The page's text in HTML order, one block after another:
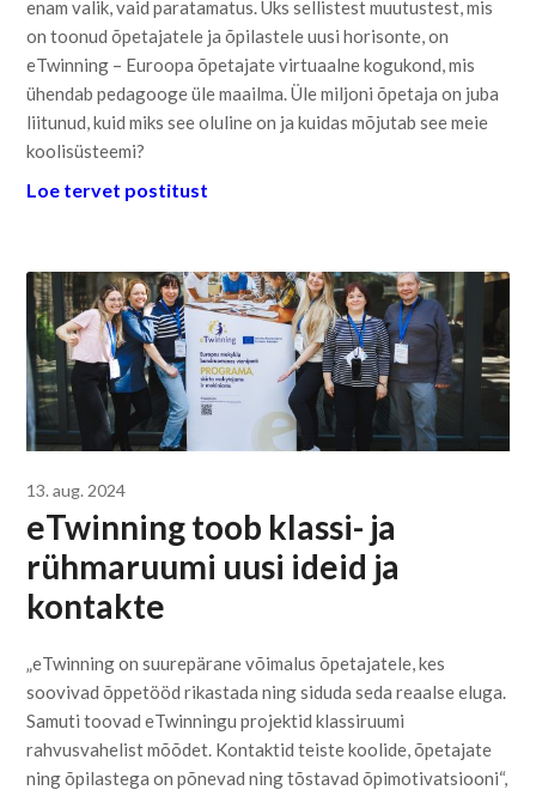
enam valik, vaid paratamatus. Üks sellistest muutustest, mis
on toonud õpetajatele ja õpilastele uusi horisonte, on
eTwinning – Euroopa õpetajate virtuaalne kogukond, mis
ühendab pedagooge üle maailma. Üle miljoni õpetaja on juba
liitunud, kuid miks see oluline on ja kuidas mõjutab see meie
koolisüsteemi?
Loe tervet postitust
13. aug. 2024
eTwinning toob klassi- ja
rühmaruumi uusi ideid ja
kontakte
„eTwinning on suurepärane võimalus õpetajatele, kes
soovivad õppetööd rikastada ning siduda seda reaalse eluga.
Samuti toovad eTwinningu projektid klassiruumi
rahvusvahelist mõõdet. Kontaktid teiste koolide, õpetajate
ning õpilastega on põnevad ning tõstavad õpimotivatsiooni“,